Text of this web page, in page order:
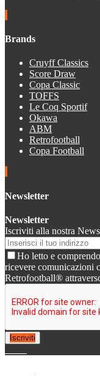
Brands
Cruyff Classics
Score Draw
Copa Classic
TOFFS
Le Coq Sportif
Okawa
ABM
Retrofootball
Copa Football
Newsletter
Newsletter
Iscriviti alla nostra
Ho letto e
ricevere comunicazioni
Retrofootball®
Iscriviti